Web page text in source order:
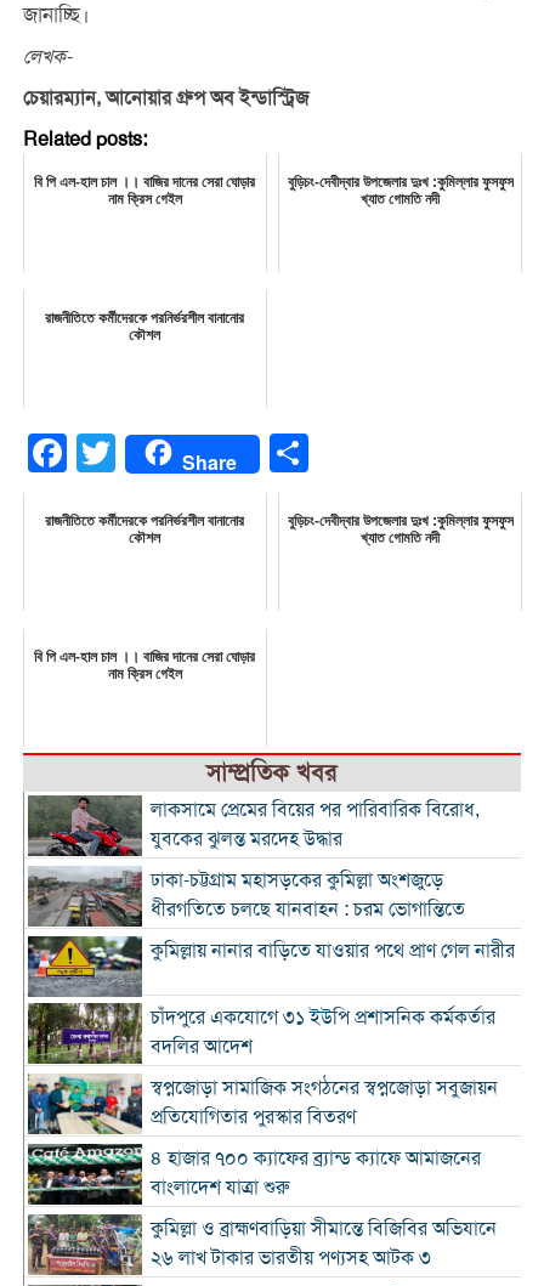
জানাচ্ছি।
লেখক-
চেয়ারম্যান, আনোয়ার গ্রুপ অব ইন্ডাস্ট্রিজ
Related posts:
বি পি এল-হাল চাল ।। বাজির দানের সেরা ঘোড়ার
নাম ক্রিস গেইল
বুড়িচং-দেবীদ্বার উপজেলার দুঃখ :কুমিল্লার ফুসফুস
খ্যাত গোমতি নদী
রাজনীতিতে কর্মীদেরকে পরনির্ভরশীল বানানোর
কৌশল
Facebook
Twitter Share
রাজনীতিতে কর্মীদেরকে পরনির্ভরশীল বানানোর
কৌশল
বুড়িচং-দেবীদ্বার উপজেলার দুঃখ :কুমিল্লার ফুসফুস
খ্যাত গোমতি নদী
বি পি এল-হাল চাল ।। বাজির দানের সেরা ঘোড়ার
নাম ক্রিস গেইল
সাম্প্রতিক খবর
লাকসামে প্রেমের বিয়ের পর পারিবারিক বিরোধ,
যুবকের ঝুলন্ত মরদেহ উদ্ধার
ঢাকা-চট্টগ্রাম মহাসড়কের কুমিল্লা অংশজুড়ে
ধীরগতিতে চলছে যানবাহন : চরম ভোগান্তিতে
কুমিল্লায় নানার বাড়িতে যাওয়ার পথে প্রাণ গেল নারীর
চাঁদপুরে একযোগে ৩১ ইউপি প্রশাসনিক কর্মকর্তার
বদলির আদেশ
স্বপ্নজোড়া সামাজিক সংগঠনের স্বপ্নজোড়া সবুজায়ন
প্রতিযোগিতার পুরস্কার বিতরণ
৪ হাজার ৭০০ ক্যাফের ব্র্যান্ড ক্যাফে আমাজনের
বাংলাদেশ যাত্রা শুরু
কুমিল্লা ও ব্রাহ্মণবাড়িয়া সীমান্তে বিজিবির অভিযানে
২৬ লাখ টাকার ভারতীয় পণ্যসহ আটক ৩